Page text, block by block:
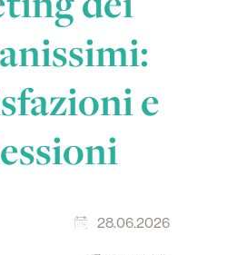
e
28.06.2026